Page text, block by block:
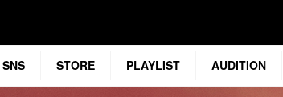
SNS STORE PLAYLIST AUDITION